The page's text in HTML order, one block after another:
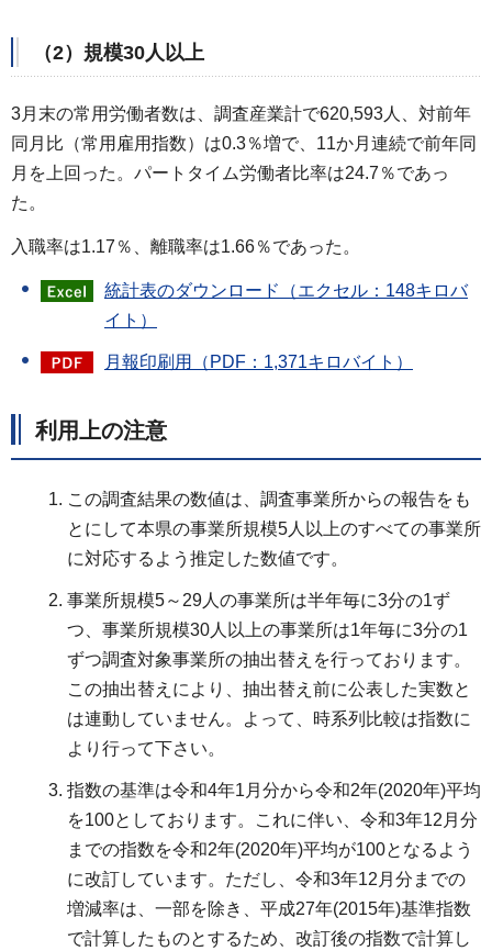
（2）規模30人以上
3月末の常用労働者数は、調査産業計で620,593人、対前年
同月比（常用雇用指数）は0.3％増で、11か月連続で前年同
月を上回った。パートタイム労働者比率は24.7％であっ
た。
入職率は1.17％、離職率は1.66％であった。
統計表のダウンロード（エクセル：148キロバ
イト）
月報印刷用（PDF：1,371キロバイト）
利用上の注意
この調査結果の数値は、調査事業所からの報告をも
とにして本県の事業所規模5人以上のすべての事業所
に対応するよう推定した数値です。
事業所規模5～29人の事業所は半年毎に3分の1ず
つ、事業所規模30人以上の事業所は1年毎に3分の1
ずつ調査対象事業所の抽出替えを行っております。
この抽出替えにより、抽出替え前に公表した実数と
は連動していません。よって、時系列比較は指数に
より行って下さい。
指数の基準は令和4年1月分から令和2年(2020年)平均
を100としております。これに伴い、令和3年12月分
までの指数を令和2年(2020年)平均が100となるよう
に改訂しています。ただし、令和3年12月分までの
増減率は、一部を除き、平成27年(2015年)基準指数
で計算したものとするため、改訂後の指数で計算し